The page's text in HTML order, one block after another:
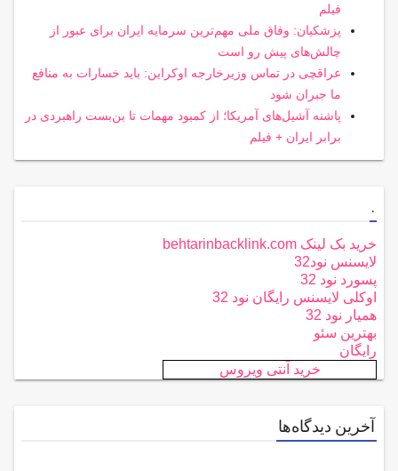
فیلم
پزشکیان: وفاق ملی مهم‌ترین سرمایه ایران برای عبور از
چالش‌های پیش رو است
عراقچی در تماس وزیرخارجه اوکراین: باید خسارات به منافع
ما جبران شود
پاشنه آشیل‌های آمریکا؛ از کمبود مهمات تا بن‌بست راهبردی در
برابر ایران + فیلم
.
خرید بک لینک behtarinbacklink.com
لایسنس نود32
پسورد نود 32
اوکلی لایسنس رایگان نود 32
همیار نود 32
بهترین سئو
رایگان
خرید آنتی ویروس
آخرین دیدگاه‌ها